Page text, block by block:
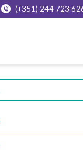
(+351) 244 723